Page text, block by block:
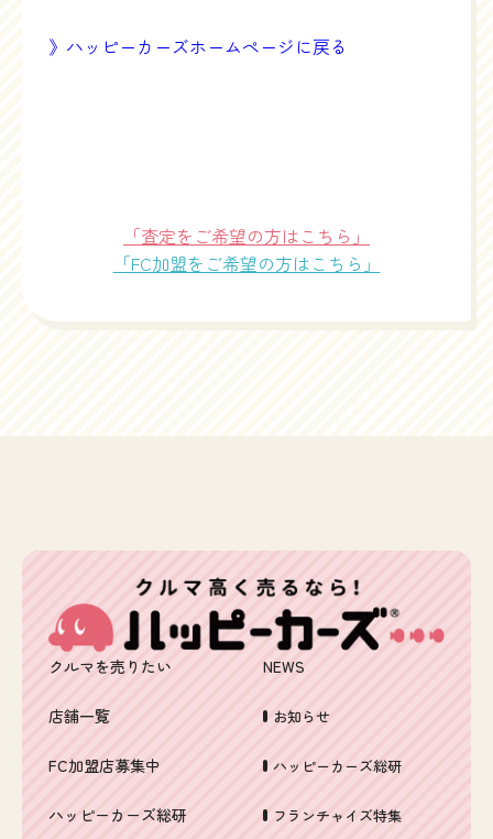
》ハッピーカーズホームページに戻る
「査定をご希望の方はこちら」
「FC加盟をご希望の方はこちら」
クルマを売りたい
店舗一覧
FC加盟店募集中
ハッピーカーズ総研
NEWS
お知らせ
ハッピーカーズ総研
フランチャイズ特集